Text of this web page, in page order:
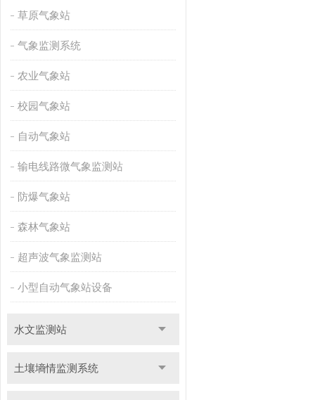
草原气象站
气象监测系统
农业气象站
校园气象站
自动气象站
输电线路微气象监测站
防爆气象站
森林气象站
超声波气象监测站
小型自动气象站设备
水文监测站
土壤墒情监测系统